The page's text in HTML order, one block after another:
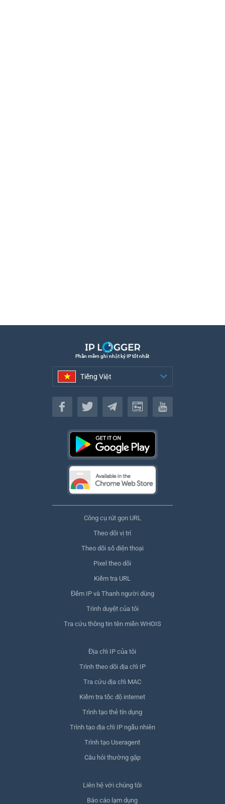
Phần mềm ghi nhật ký IP tốt nhất
Tiếng Việt
Tiếng Việt
Công cụ rút gọn URL
Theo dõi vị trí
Theo dõi số điện thoại
Pixel theo dõi
Kiểm tra URL
Đếm IP và Thanh người dùng
Trình duyệt của tôi
Tra cứu thông tin tên miền WHOIS
Địa chỉ IP của tôi
Trình theo dõi địa chỉ IP
Tra cứu địa chỉ MAC
Kiểm tra tốc độ internet
Trình tạo thẻ tín dụng
Trình tạo địa chỉ IP ngẫu nhiên
Trình tạo Useragent
Câu hỏi thường gặp
Liên hệ với chúng tôi
Báo cáo lạm dụng